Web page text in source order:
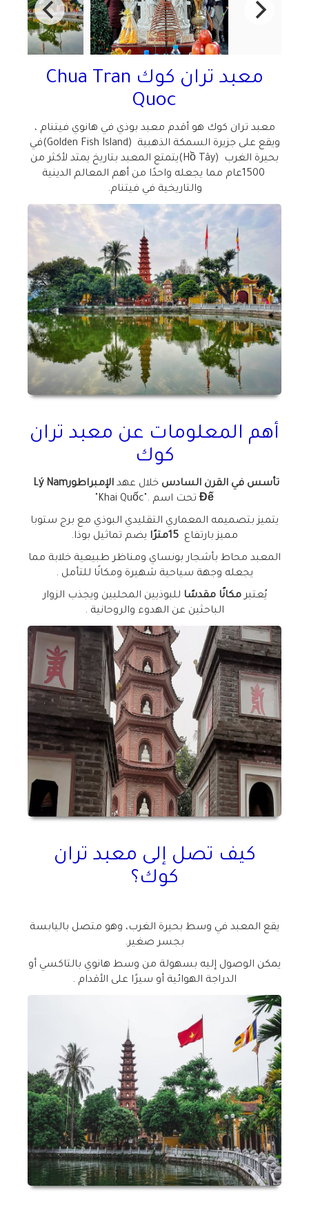
معبد تران كوك Chua Tran
Quoc
معبد تران كوك هو أقدم معبد بوذي في هانوي فيتنام ،
ويقع على جزيرة السمكة الذهبية (Golden Fish Island)في
بحيرة الغرب (Hồ Tây)يتمتع المعبد بتاريخ يمتد لأكثر من
1500عام مما يجعله واحدًا من أهم المعالم الدينية
والتاريخية في فيتنام.
أهم المعلومات عن معبد تران
كوك
تأسس في القرن السادس خلال عهدالإمبراطورLý Nam
Đế تحت اسم "Khai Quốc".
يتميز بتصميمه المعماري التقليدي البوذي مع برج ستوبا
مميز بارتفاع 15مترًا يضم تماثيل بوذا.
المعبد محاط بأشجار بونساي ومناظر طبيعية خلابة مما
يجعله وجهة سياحية شهيرة ومكانًا للتأمل .
يُعتبرمكانًا مقدسًا للبوذيين المحليين ويجذب الزوار
الباحثين عن الهدوء والروحانية .
كيف تصل إلى معبد تران
كوك؟
يقع المعبد في وسط بحيرة الغرب، وهو متصل باليابسة
بجسر صغير.
يمكن الوصول إليه بسهولة من وسط هانوي بالتاكسي أو
الدراجة الهوائية أو سيرًا على الأقدام .